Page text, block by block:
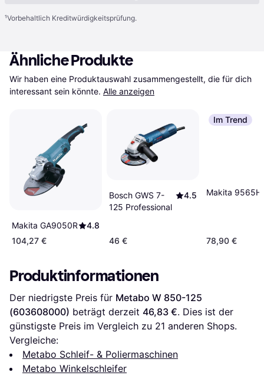
¹Vorbehaltlich Kreditwürdigkeitsprüfung.
Ähnliche Produkte
Wir haben eine Produktauswahl zusammengestellt, die für dich
interessant sein könnte. Alle anzeigen
Makita GA9050R
4.8
104,27 €
Bosch GWS 7-
125 Professional
4.5
46 €
Im Trend
Makita
78,90 €
Produktinformationen
Der niedrigste Preis für Metabo W 850-125
(603608000) beträgt derzeit 46,83 €. Dies ist der
günstigste Preis im Vergleich zu 21 anderen Shops.
Vergleiche:
Metabo Schleif- & Poliermaschinen
Metabo Winkelschleifer